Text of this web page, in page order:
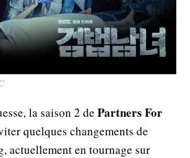
la saison 2 de Partners For
quelques changements de
actuellement en tournage sur